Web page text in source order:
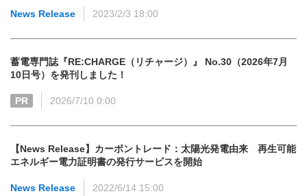
News Release 2023/2/3 18:00
蓄電専門誌『RE:CHARGE（リチャージ）』 No.30（2026年7月
10日号）を発刊しました！
PR 2026/7/10 0:00
【News Release】カーボントレード：太陽光発電由来 再生可能
エネルギー電力証明書の発行サービスを開始
News Release 2022/6/14 15:00